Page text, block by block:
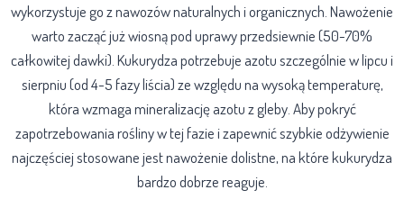
wykorzystuje go z nawozów naturalnych i organicznych. Nawożenie
warto zacząć już wiosną pod uprawy przedsiewnie (50-70%
całkowitej dawki). Kukurydza potrzebuje azotu szczególnie w lipcu i
sierpniu (od 4-5 fazy liścia) ze względu na wysoką temperaturę,
która wzmaga mineralizację azotu z gleby. Aby pokryć
zapotrzebowania rośliny w tej fazie i zapewnić szybkie odżywienie
najczęściej stosowane jest nawożenie dolistne, na które kukurydza
bardzo dobrze reaguje.